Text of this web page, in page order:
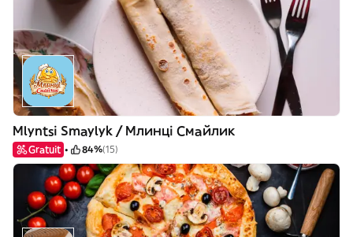
Mlyntsi Smaylyk / Млинці Смайлик
Gratuit 84%(15)